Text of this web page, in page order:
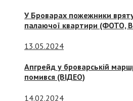
У Броварах пожежники
палаючої квартири (ФОТО,
13.05.2024
Апгрейд у броварській
помився (ВІДЕО)
14.02.2024